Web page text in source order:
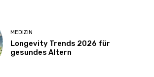
MEDIZIN
Longevity Trends 2026 für
gesundes Altern